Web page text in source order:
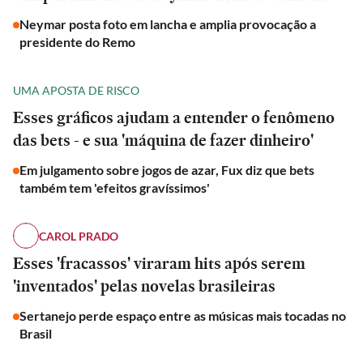
Neymar posta foto em lancha e amplia provocação a
presidente do Remo
UMA APOSTA DE RISCO
Esses gráficos ajudam a entender o fenômeno
das bets - e sua 'máquina de fazer dinheiro'
Em julgamento sobre jogos de azar, Fux diz que bets
também tem 'efeitos gravíssimos'
CAROL PRADO
Esses 'fracassos' viraram hits após serem
'inventados' pelas novelas brasileiras
Sertanejo perde espaço entre as músicas mais tocadas no
Brasil